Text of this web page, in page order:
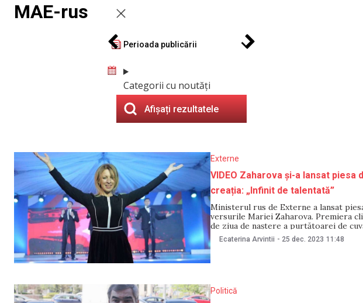
MAE-rus
Perioada publicării
Categorii cu noutăți
Afișați rezultatele
Externe
VIDEO Zaharova și-a lansat
creația: „Infinit de talentată”
Ministerul rus de Externe a lansat
versurile Mariei Zaharova. Premiera
de ziua de naștere a purtătoarei de
difuzat pe canalul oficial de YouTube
Potrivit
Ecaterina Arvintii - 25 dec. 2023 11:48
Politică